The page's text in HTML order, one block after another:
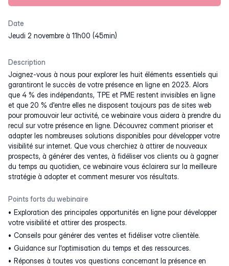
Date
jeudi 2 novembre à 11h00 (45min)
Description
Joignez-vous à nous pour explorer les huit éléments essentiels qui
garantiront le succès de votre présence en ligne en 2023. Alors
que 4 % des indépendants, TPE et PME restent invisibles en ligne
et que 20 % d'entre elles ne disposent toujours pas de sites web
pour promouvoir leur activité, ce webinaire vous aidera à prendre du
recul sur votre présence en ligne. Découvrez comment prioriser et
adapter les nombreuses solutions disponibles pour développer votre
visibilité sur internet. Que vous cherchiez à attirer de nouveaux
prospects, à générer des ventes, à fidéliser vos clients ou à gagner
du temps au quotidien, ce webinaire vous éclairera sur la meilleure
stratégie à adopter et comment mesurer vos résultats.
Points forts du webinaire
Exploration des principales opportunités en ligne pour développer
votre visibilité et attirer des prospects.
Conseils pour générer des ventes et fidéliser votre clientèle.
Guidance sur l'optimisation du temps et des ressources.
Réponses à toutes vos questions concernant la présence en